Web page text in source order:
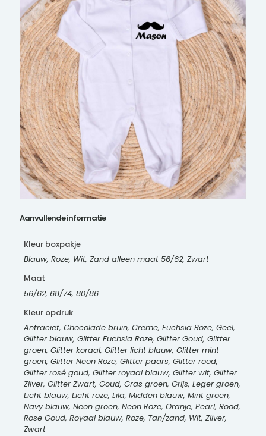
Aanvullende informatie
Kleur boxpakje
Blauw, Roze, Wit, Zand alleen maat 56/62, Zwart
Maat
56/62, 68/74, 80/86
Kleur opdruk
Antraciet, Chocolade bruin, Creme, Fuchsia Roze, Geel,
Glitter blauw, Glitter Fuchsia Roze, Glitter Goud, Glitter
groen, Glitter koraal, Glitter licht blauw, Glitter mint
groen, Glitter Neon Roze, Glitter paars, Glitter rood,
Glitter rosé goud, Glitter royaal blauw, Glitter wit, Glitter
Zilver, Glitter Zwart, Goud, Gras groen, Grijs, Leger groen,
Licht blauw, Licht roze, Lila, Midden blauw, Mint groen,
Navy blauw, Neon groen, Neon Roze, Oranje, Pearl, Rood,
Rose Goud, Royaal blauw, Roze, Tan/zand, Wit, Zilver,
Zwart